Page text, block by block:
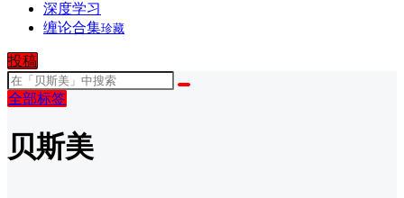
深度学习
缠论合集珍藏
投稿
全部标签
贝斯美